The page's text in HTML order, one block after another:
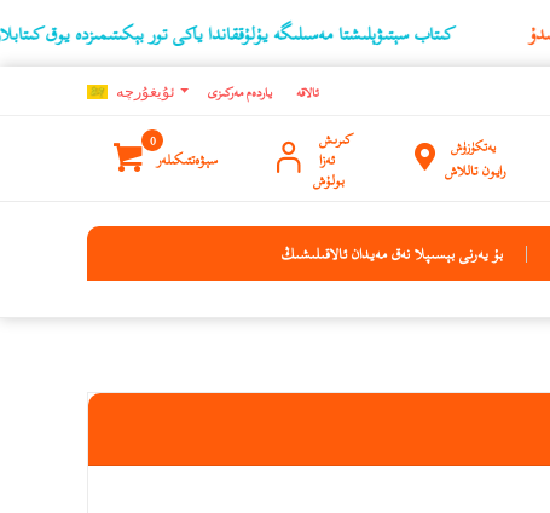
كىتاب سېتىۋېلىشتا مەسىلىگە يۇلۇققاندا ياكى تور بېكىتىمىزدە يوق كىتابلارنىڭ
ئۇيغۇرچه ياردەم مەركىزى ئالاقە
يەتكۈزۈش
رايون تاللاش
كىرىش
ئەزا
بولۇش
0
سېۋەتتىكىلەر
بۇ يەرنى بېسىپلا نەق مەيدان ئالاقىلىشىڭ